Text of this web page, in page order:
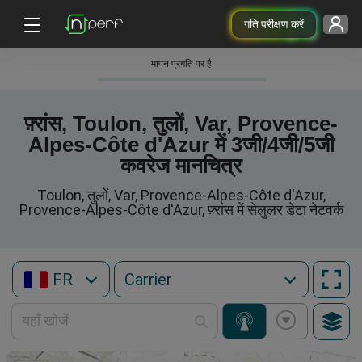
गति परीक्षण करें
मापन प्रगति पर है
फ़्रांस, Toulon, तुलों, Var, Provence-
Alpes-Côte d'Azur में 3जी/4जी/5जी
कवरेज मानचित्र
Toulon, तुलों, Var, Provence-Alpes-Côte d'Azur,
Provence-Alpes-Côte d'Azur, फ़्रांस में सेलुलर डेटा नेटवर्क
FR